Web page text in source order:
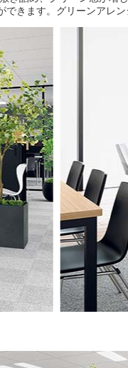
きます。グリーンアレ